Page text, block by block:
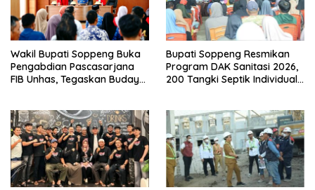
Wakil Bupati Soppeng Buka
Pengabdian Pascasarjana
FIB Unhas, Tegaskan Budaya
Bupati Soppeng Resmikan
Program DAK Sanitasi 2026,
200 Tangki Septik Individual